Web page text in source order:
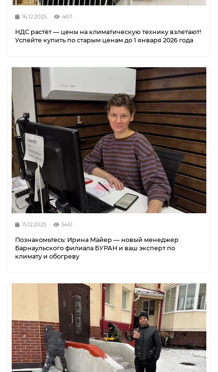
16.12.2025 4611
НДС растёт — цены на климатическую технику взлетают!
Успейте купить по старым ценам до 1 января 2026 года
15.12.2025 5451
Познакомьтесь: Ирина Майер — новый менеджер
Барнаульского филиала БУРАН и ваш эксперт по
климату и обогреву